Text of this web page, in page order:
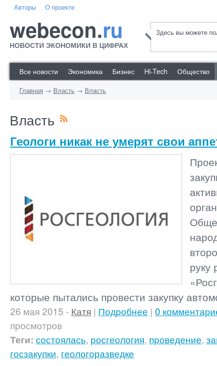
Авторы О проекте
webecon.ru
НОВОСТИ ЭКОНОМИКИ В ЦИФРАХ
Здесь вы можете
Все новости Экономика Бизнес Hi-Tech Общество
Главная → Власть → Власть
Власть
Геологи никак не умерят свои
руку
которые пытались провести закупку
26 мая 2015 - Катя | Подробнее | 0
просмотров
Теги: состоялась, росгеология, проведение,
госзакупки, геологоразведке